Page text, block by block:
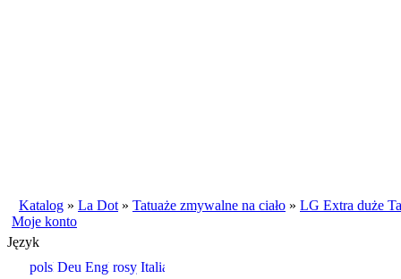
Katalog » La Dot » Tatuaże zmywalne na ciało » LG Extra duże
Moje konto
Język